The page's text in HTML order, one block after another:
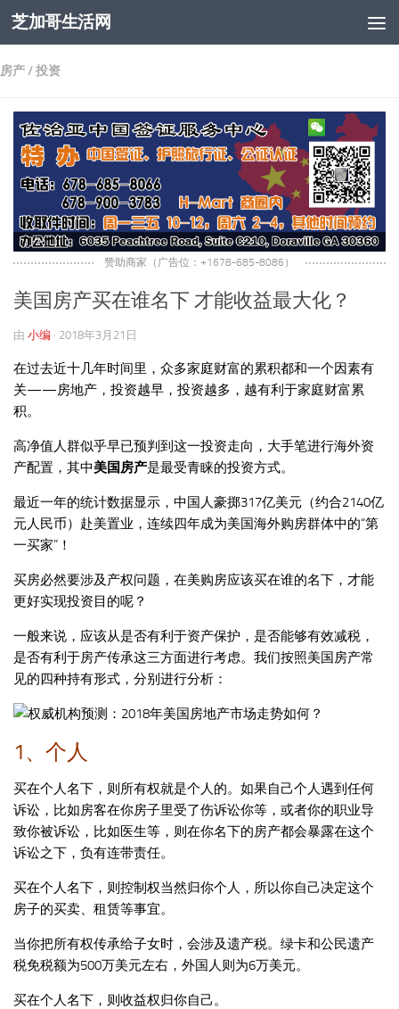
跳至内容
芝加哥生活网
房产/投资
赞助商家（广告位：+1678-685-8086）
美国房产买在谁名下 才能收益最大化？
由 小编 · 2018年3月21日
在过去近十几年时间里，众多家庭财富的累积都和一个因素有
关——房地产，投资越早，投资越多，越有利于家庭财富累
积。
高净值人群似乎早已预判到这一投资走向，大手笔进行海外资
产配置，其中美国房产是最受青睐的投资方式。
最近一年的统计数据显示，中国人豪掷317亿美元（约合2140亿
元人民币）赴美置业，连续四年成为美国海外购房群体中的“第
一买家”！
买房必然要涉及产权问题，在美购房应该买在谁的名下，才能
更好实现投资目的呢？
一般来说，应该从是否有利于资产保护，是否能够有效减税，
是否有利于房产传承这三方面进行考虑。我们按照美国房产常
见的四种持有形式，分别进行分析：
1、个人
买在个人名下，则所有权就是个人的。如果自己个人遇到任何
诉讼，比如房客在你房子里受了伤诉讼你等，或者你的职业导
致你被诉讼，比如医生等，则在你名下的房产都会暴露在这个
诉讼之下，负有连带责任。
买在个人名下，则控制权当然归你个人，所以你自己决定这个
房子的买卖、租赁等事宜。
当你把所有权传承给子女时，会涉及遗产税。绿卡和公民遗产
税免税额为500万美元左右，外国人则为6万美元。
买在个人名下，则收益权归你自己。